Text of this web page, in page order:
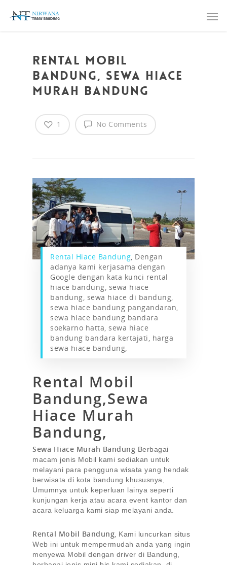
Rental Mobil
Bandung, Sewa Hiace
Murah Bandung
No Comments
1
Rental Hiace Bandung, Dengan
adanya kami kerjasama dengan
Google dengan kata kunci rental
hiace bandung, sewa hiace
bandung, sewa hiace di bandung,
sewa hiace bandung pangandaran,
sewa hiace bandung bandara
soekarno hatta, sewa hiace
bandung bandara kertajati, harga
sewa hiace bandung,
Rental Mobil
Bandung,Sewa
Hiace Murah
Bandung,
Sewa Hiace Murah Bandung Berbagai
macam jenis Mobil kami sediakan untuk
melayani para pengguna wisata yang hendak
berwisata di kota bandung khususnya,
Umumnya untuk keperluan lainya seperti
kunjungan kerja atau acara event kantor dan
acara keluarga kami siap melayani anda.
Rental Mobil Bandung, Kami luncurkan situs
Web ini untuk mempermudah anda yang ingin
menyewa Mobil dengan driver di Bandung,